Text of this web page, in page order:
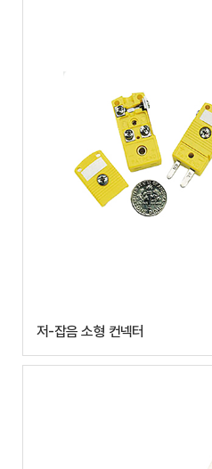
저-잡음 소형 컨넥터